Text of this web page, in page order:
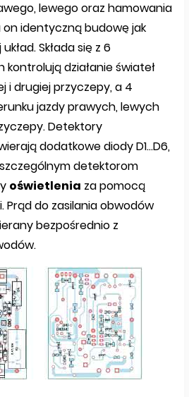
lewego oraz hamowania
identyczną budowę jak
Składa się z 6
działanie świateł
i drugiej przyczepy, a 4
jazdy prawych, lewych
Detektory
dodatkowe diody D1...D6,
detektorom
oświetlenia za pomocą
Prąd do zasilania obwodów
bezpośrednio z